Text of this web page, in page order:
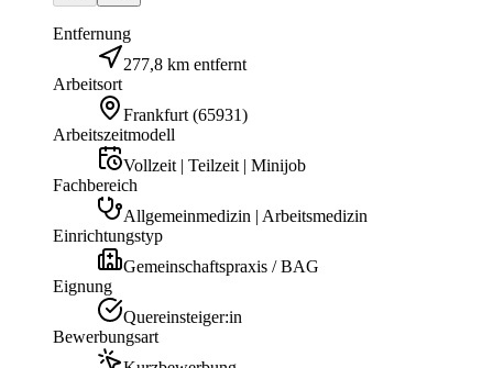
Entfernung
277,8 km entfernt
Arbeitsort
Frankfurt (65931)
Arbeitszeitmodell
Vollzeit | Teilzeit | Minijob
Fachbereich
Allgemeinmedizin | Arbeitsmedizin
Einrichtungstyp
Gemeinschaftspraxis / BAG
Eignung
Quereinsteiger:in
Bewerbungsart